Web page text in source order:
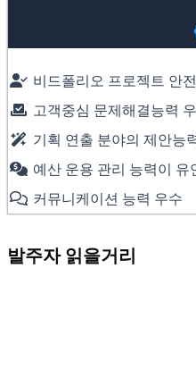
비드폴리오 프로젝트 안
고객중심 문제해결능력
기획 연출 분야의 제안능
예산 운용 관리 능력이 유
커뮤니케이션 능력 우수
발주자 읽을거리